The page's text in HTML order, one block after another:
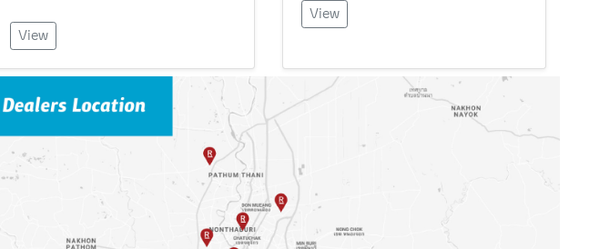
View
View